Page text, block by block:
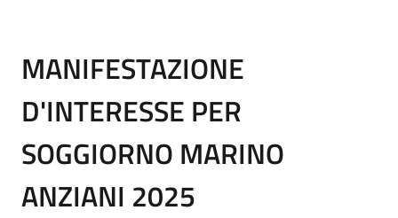
MANIFESTAZIONE
D'INTERESSE PER
SOGGIORNO MARINO
ANZIANI 2025